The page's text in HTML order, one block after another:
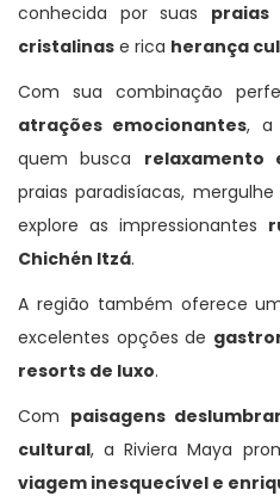
conhecida por suas
cristalinas e rica herança
Com sua combinação
atrações emocionantes, a
quem busca relaxamento
praias paradisíacas, mergulhe
explore as impressionantes
Chichén Itzá.
A região também oferece
excelentes opções de
resorts de luxo.
Com paisagens
cultural, a Riviera Maya
viagem inesquecível e